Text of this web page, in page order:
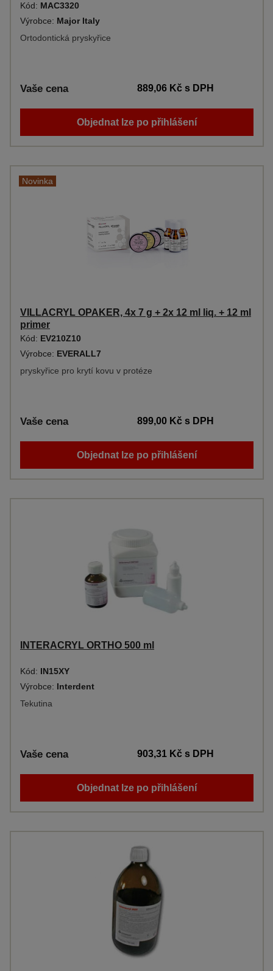
Kód: MAC3320
Výrobce: Major Italy
Ortodontická pryskyřice
Vaše cena 889,06 Kčs DPH
Objednat lze po přihlášení
Novinka
VILLACRYL OPAKER, 4x 7 g + 2x 12 ml liq. + 12 ml
primer
Kód: EV210Z10
Výrobce: EVERALL7
pryskyřice pro krytí kovu v protéze
Vaše cena 899,00 Kčs DPH
Objednat lze po přihlášení
INTERACRYL ORTHO 500 ml
Kód: IN15XY
Výrobce: Interdent
Tekutina
Vaše cena 903,31 Kčs DPH
Objednat lze po přihlášení